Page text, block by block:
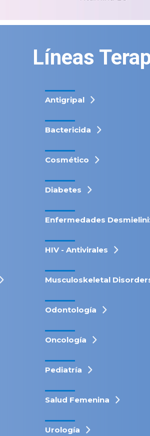
Líneas
Antigripal
Bactericida
Cosmético
Diabetes
Enfermedades
HIV - Antivirales
Musculoskeletal
Odontología
Oncología
Pediatría
Salud Femenina
Urología